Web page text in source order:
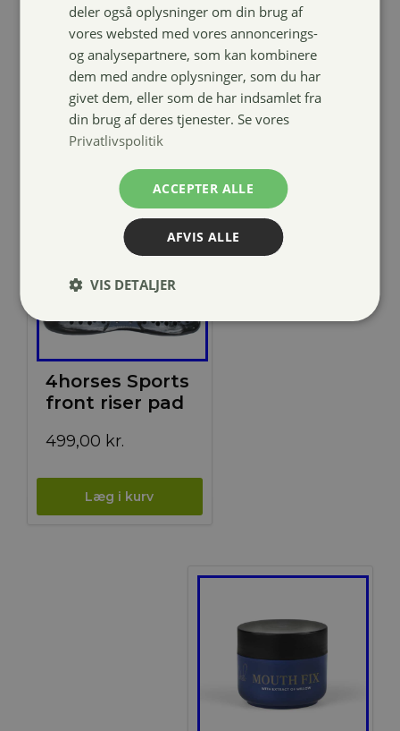
egjord
399,00kr.
4horses Sports
front riser pad
499,00 kr.
deler også oplysninger om din brug af
vores websted med vores annoncerings-
og analysepartnere, som kan kombinere
dem med andre oplysninger, som du har
givet dem, eller som de har indsamlet fra
din brug af deres tjenester. Se vores
Privatlivspolitik
ACCEPTER ALLE
AFVIS ALLE
VIS DETALJER